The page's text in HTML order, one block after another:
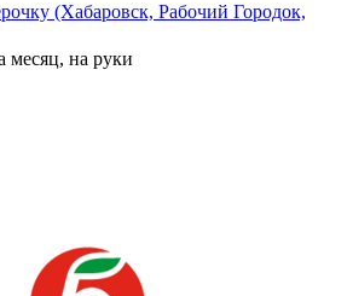
(Хабаровск, Рабочий Городок,
месяц, на руки